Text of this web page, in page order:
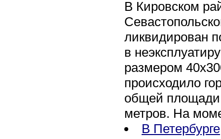
В Кировском
ликвидирован
в
размером
происходило
общей площади
метров. На
В